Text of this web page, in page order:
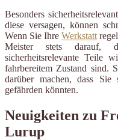
Besonders
diese versagen, können
Wenn Sie Ihre Werkstatt
Meister stets darauf,
sicherheitsrelevante Teile
fahrbereitem Zustand sind.
darüber machen, dass Sie
gefährden könnten.
Neuigkeiten zu
Lurup